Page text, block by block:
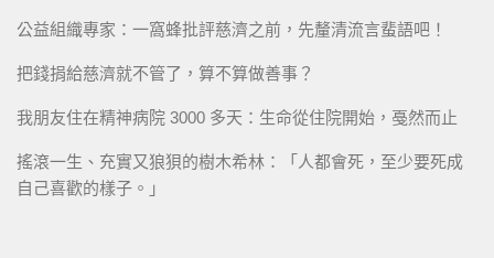
公益組織專家：一窩蜂批評慈濟之前，先釐清流言蜚語吧！
把錢捐給慈濟就不管了，算不算做善事？
我朋友住在精神病院 3000 多天：生命從住院開始，戞然而止
搖滾一生、充實又狼狽的樹木希林：「人都會死，至少要死成
自己喜歡的樣子。」